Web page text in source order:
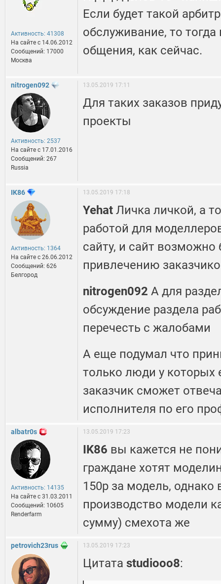
Активность: 41308
На сайте c 14.06.2012
Сообщений: 17000
Москва
Если будет такой
обслуживание, то
общения, как сейчас.
nitrogen092
Активность: 2537
На сайте c 17.01.2016
Сообщений: 267
Russia
13.05.2019 17:11
Для таких заказов
проекты
IK86
Активность: 1364
На сайте c 26.06.2012
Сообщений: 626
Белгород
13.05.2019 17:18
Yehat Личка личкой, а
работой для
сайту, и сайт возможно
привлечению
nitrogen092 А для
обсуждение раздела
перечесть с жалобами
А еще подумал что
только люди у которых
заказчик сможет
исполнителя по его
albatr0s
Активность: 14135
На сайте c 31.03.2011
Сообщений: 10605
Renderfarm
13.05.2019 17:23
IK86 вы кажется не
граждане хотят
150р за модель, однако
производство модели
сумму) смехота же
petrovich23rus 13.05.2019 17:23
Цитата studiooo8: